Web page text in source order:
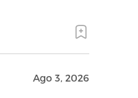
Ago 3, 2026